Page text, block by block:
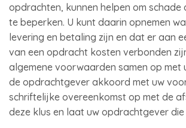
opdrachten, kunnen helpen om schade
te beperken. U kunt daarin opnemen
levering en betaling zijn en dat er aan
van een opdracht kosten verbonden
algemene voorwaarden samen op met
de opdrachtgever akkoord met uw
schriftelijke overeenkomst op met de
deze klus en laat uw opdrachtgever